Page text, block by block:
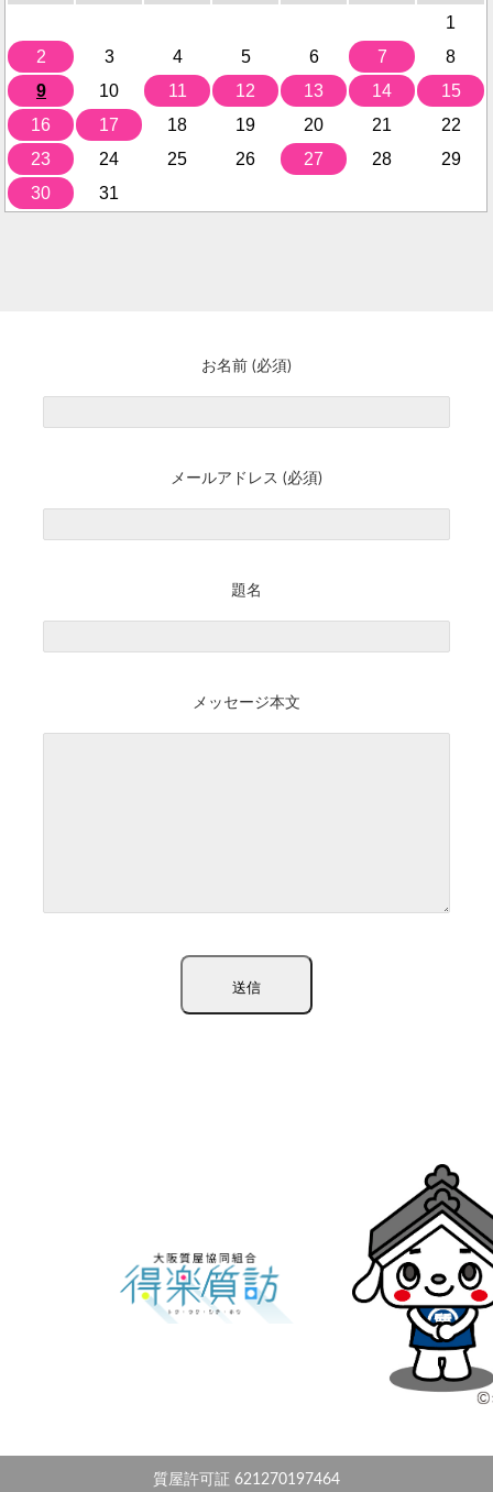
1
2
3 4 5 6 7
8
9
10 11 12 13 14
15
16
17 18 19 20 21
22
23
24 25 26 27 28
29
30
31
お名前 (必須)
メールアドレス (必須)
題名
メッセージ本文
質屋許可証 621270197464